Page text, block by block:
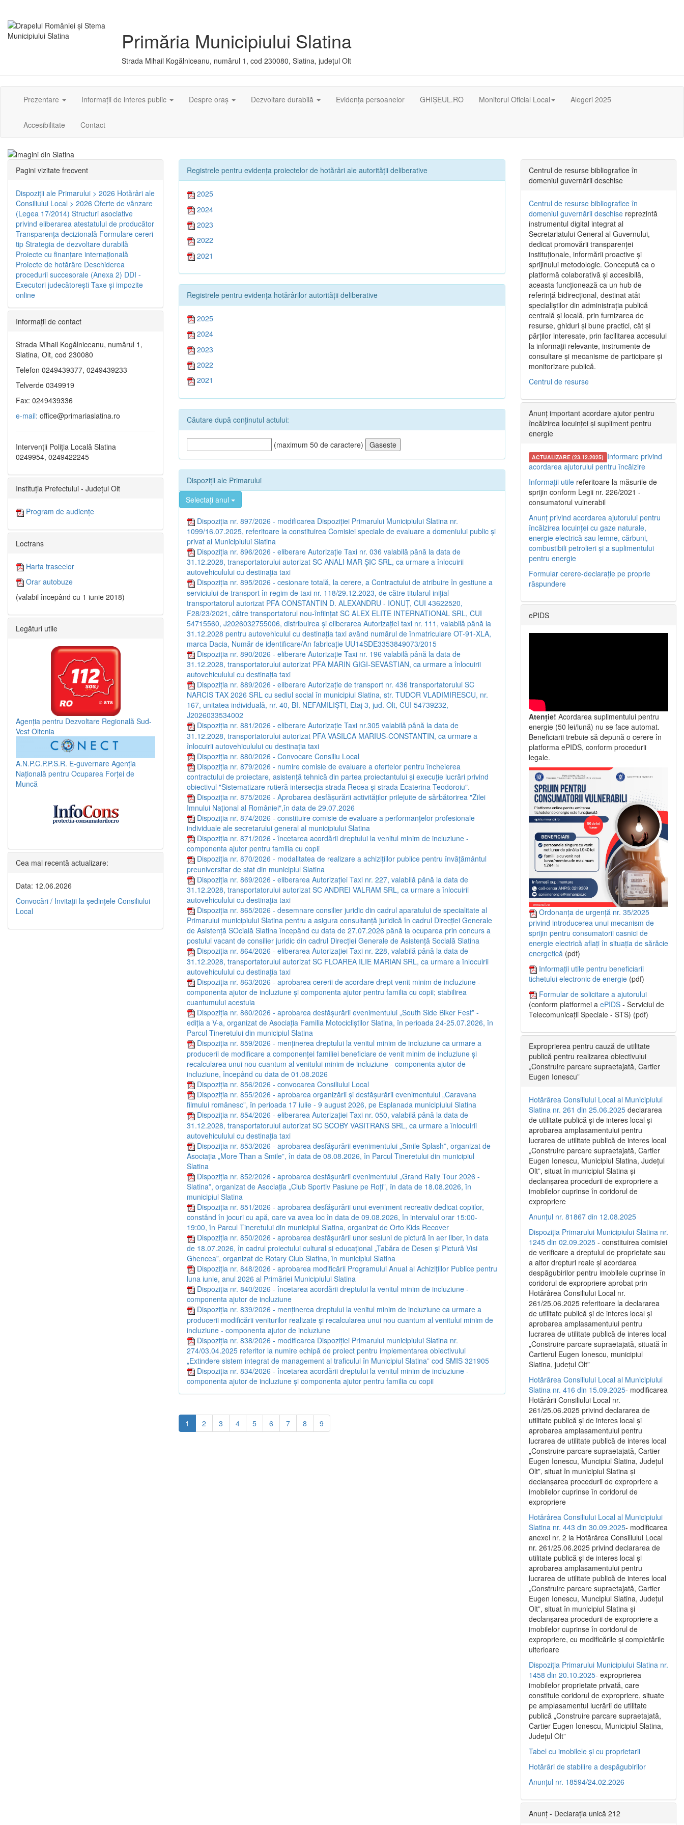
Primăria Municipiului Slatina
Strada Mihail Kogălniceanu, numărul 1, cod 230080, Slatina, județul Olt
Prezentare Informații de interes public Despre oraș Dezvoltare durabilă Evidența persoanelor GHIȘEUL.RO Monitorul Oficial Local Alegeri 2025
Accesibilitate Contact
Registrele pentru evidența proiectelor de hotărâri ale autorității deliberative
2025
2024
2023
2022
2021
Registrele pentru evidența hotărârilor autorității deliberative
2025
2024
2023
2022
2021
Căutare după conținutul actului:
(maximum 50 de caractere)
Dispoziții ale Primarului
Selectați anul
Dispoziția nr. 897/2026 - modificarea Dispoziţiei Primarului Municipiului Slatina nr.
1099/16.07.2025, referitoare la constituirea Comisiei speciale de evaluare a domeniului public şi
privat al Municipiului Slatina
Dispoziția nr. 896/2026 - eliberare Autorizaţie Taxi nr. 036 valabilă până la data de
31.12.2028, transportatorului autorizat SC ANALI MAR ŞIC SRL, ca urmare a înlocuirii
autovehiculului cu destinaţia taxi
Dispoziția nr. 895/2026 - cesionare totală, la cerere, a Contractului de atribuire în gestiune a
serviciului de transport în regim de taxi nr. 118/29.12.2023, de către titularul iniţial
transportatorul autorizat PFA CONSTANTIN D. ALEXANDRU - IONUŢ, CUI 43622520,
F28/23/2021, către transportatorul nou-înfiinţat SC ALEX ELITE INTERNATIONAL SRL, CUI
54715560, J2026032755006, distribuirea şi eliberarea Autorizaţiei taxi nr. 111, valabilă până la
31.12.2028 pentru autovehiculul cu destinaţia taxi având numărul de înmatriculare OT-91-XLA,
marca Dacia, Număr de identificare/An fabricaţie UU14SDE3353849073/2015
Dispoziția nr. 890/2026 - eliberare Autorizaţie Taxi nr. 196 valabilă până la data de
31.12.2028, transportatorului autorizat PFA MARIN GIGI-SEVASTIAN, ca urmare a înlocuirii
autovehiculului cu destinaţia taxi
Dispoziția nr. 889/2026 - eliberare Autorizaţie de transport nr. 436 transportatorului SC
NARCIS TAX 2026 SRL cu sediul social în municipiul Slatina, str. TUDOR VLADIMIRESCU, nr.
167, unitatea individuală, nr. 40, BI. NEFAMILIŞTI, Etaj 3, jud. Olt, CUI 54739232,
J2026033534002
Dispoziția nr. 881/2026 - eliberare Autorizaţie Taxi nr.305 valabilă până la data de
31.12.2028, transportatorului autorizat PFA VASILCA MARIUS-CONSTANTIN, ca urmare a
înlocuirii autovehiculului cu destinaţia taxi
Dispoziția nr. 880/2026 - Convocare Consiliu Local
Dispoziția nr. 879/2026 - numire comisie de evaluare a ofertelor pentru încheierea
contractului de proiectare, asistenţă tehnică din partea proiectantului şi execuţie lucrări privind
obiectivul "Sistematizare rutieră intersecţia strada Recea şi strada Ecaterina Teodoroiu".
Dispoziția nr. 875/2026 - Aprobarea desfăşurării activităţilor prilejuite de sărbătorirea "Zilei
Imnului Naţional al României",în data de 29.07.2026
Dispoziția nr. 874/2026 - constituire comisie de evaluare a performanţelor profesionale
individuale ale secretarului general al municipiului Slatina
Dispoziția nr. 871/2026 - încetarea acordării dreptului la venitul minim de incluziune -
componenta ajutor pentru familia cu copii
Dispoziția nr. 870/2026 - modalitatea de realizare a achizițiilor publice pentru învățământul
preuniversitar de stat din municipiul Slatina
Dispoziția nr. 869/2026 - eliberarea Autorizației Taxi nr. 227, valabilă până la data de
31.12.2028, transportatorului autorizat SC ANDREI VALRAM SRL, ca urmare a înlocuirii
autovehiculului cu destinația taxi
Dispoziția nr. 865/2026 - desemnare consilier juridic din cadrul aparatului de specialitate al
Primarului municipiului Slatina pentru a asigura consultanță juridică în cadrul Direcției Generale
de Asistență SOcială Slatina începând cu data de 27.07.2026 până la ocuparea prin concurs a
postului vacant de consilier juridic din cadrul Direcției Generale de Asistență Socială Slatina
Dispoziția nr. 864/2026 - eliberarea Autorizației Taxi nr. 228, valabilă până la data de
31.12.2028, transportatorului autorizat SC FLOAREA ILIE MARIAN SRL, ca urmare a înlocuirii
autovehiculului cu destinația taxi
Dispoziția nr. 863/2026 - aprobarea cererii de acordare drept venit minim de incluziune -
componenta ajutor de incluziune și componenta ajutor pentru familia cu copii; stabilirea
cuantumului acestuia
Dispoziția nr. 860/2026 - aprobarea desfășurării evenimentului „South Side Biker Fest” -
ediția a V-a, organizat de Asociația Familia Motocicliștilor Slatina, în perioada 24-25.07.2026, în
Parcul Tineretului din municipiul Slatina
Dispoziția nr. 859/2026 - menținerea dreptului la venitul minim de incluziune ca urmare a
producerii de modificare a componenței familiei beneficiare de venit minim de incluziune și
recalcularea unui nou cuantum al venitului minim de incluziune - componenta ajutor de
incluziune, începând cu data de 01.08.2026
Dispoziția nr. 856/2026 - convocarea Consiliului Local
Dispoziția nr. 855/2026 - aprobarea organizării și desfășurării evenimentului „Caravana
filmului românesc”, în perioada 17 iulie - 9 august 2026, pe Esplanada municipiului Slatina
Dispoziția nr. 854/2026 - eliberarea Autorizației Taxi nr. 050, valabilă până la data de
31.12.2028, transportatorului autorizat SC SCOBY VASITRANS SRL, ca urmare a înlocuirii
autovehiculului cu destinația taxi
Dispoziția nr. 853/2026 - aprobarea desfășurării evenimentului „Smile Splash”, organizat de
Asociația „More Than a Smile”, în data de 08.08.2026, în Parcul Tineretului din municipiul
Slatina
Dispoziția nr. 852/2026 - aprobarea desfășurării evenimentului „Grand Rally Tour 2026 -
Slatina”, organizat de Asociația „Club Sportiv Pasiune pe Roți”, în data de 18.08.2026, în
municipiul Slatina
Dispoziția nr. 851/2026 - aprobarea desfășurării unui eveniment recreativ dedicat copiilor,
constând în jocuri cu apă, care va avea loc în data de 09.08.2026, în intervalul orar 15:00-
19:00, în Parcul Tineretului din municipiul Slatina, organizat de Orto Kids Recover
Dispoziția nr. 850/2026 - aprobarea desfășurării unor sesiuni de pictură în aer liber, în data
de 18.07.2026, în cadrul proiectului cultural și educațional „Tabăra de Desen și Pictură Visi
Ghencea”, organizat de Rotary Club Slatina, în municipiul Slatina
Dispoziția nr. 848/2026 - aprobarea modificării Programului Anual al Achizițiilor Publice pentru
luna iunie, anul 2026 al Primăriei Municipiului Slatina
Dispoziția nr. 840/2026 - încetarea acordării dreptului la venitul minim de incluziune -
componenta ajutor de incluziune
Dispoziția nr. 839/2026 - menținerea dreptului la venitul minim de incluziune ca urmare a
producerii modificării veniturilor realizate și recalcularea unui nou cuantum al venitului minim de
incluziune - componenta ajutor de incluziune
Dispoziția nr. 838/2026 - modificarea Dispoziției Primarului municipiului Slatina nr.
274/03.04.2025 referitor la numire echipă de proiect pentru implementarea obiectivului
„Extindere sistem integrat de management al traficului în Municipiul Slatina” cod SMIS 321905
Dispoziția nr. 834/2026 - încetarea acordării dreptului la venitul minim de incluziune -
componenta ajutor de incluziune și componenta ajutor pentru familia cu copii
1 2 3 4 5 6 7 8 9
Pagini vizitate frecvent
Dispoziţii ale Primarului > 2026 Hotărâri ale
Consiliului Local > 2026 Oferte de vânzare
(Legea 17/2014) Structuri asociative
privind eliberarea atestatului de producător
Transparenţa decizională Formulare cereri
tip Strategia de dezvoltare durabilă
Proiecte cu finanţare internaţională
Proiecte de hotărâre Deschiderea
procedurii succesorale (Anexa 2) DDI -
Executori judecătorești Taxe şi impozite
online
Informaţii de contact
Strada Mihail Kogălniceanu, numărul 1,
Slatina, Olt, cod 230080
Telefon 0249439377, 0249439233
Telverde 0349919
Fax: 0249439336
e-mail: office@primariaslatina.ro
Intervenții Poliția Locală Slatina
0249954, 0249422245
Instituția Prefectului - Județul Olt
Program de audiențe
Loctrans
Harta traseelor
Orar autobuze
(valabil începând cu 1 iunie 2018)
Legături utile
Agenția pentru Dezvoltare Regională Sud-
Vest Oltenia
A.N.P.C.P.P.S.R. E-guvernare Agenția
Națională pentru Ocuparea Forței de
Muncă
Cea mai recentă actualizare:
Data: 12.06.2026
Convocări / Invitaţii la şedinţele Consiliului
Local
Centrul de resurse bibliografice în
domeniul guvernării deschise
Centrul de resurse bibliografice în
domeniul guvernării deschise reprezintă
instrumentul digital integrat al
Secretariatului General al Guvernului,
dedicat promovării transparenței
instituționale, informării proactive și
sprijinului metodologic. Concepută ca o
platformă colaborativă și accesibilă,
aceasta funcționează ca un hub de
referință bidirecțional, destinat atât
specialiștilor din administrația publică
centrală și locală, prin furnizarea de
resurse, ghiduri și bune practici, cât și
părților interesate, prin facilitarea accesului
la informații relevante, instrumente de
consultare și mecanisme de participare și
monitorizare publică.
Centrul de resurse
Anunț important acordare ajutor pentru
încălzirea locuinței și supliment pentru
energie
ACTUALIZARE (23.12.2025) Informare privind
acordarea ajutorului pentru încălzire
Informații utile referitoare la măsurile de
sprijin conform Legii nr. 226/2021 -
consumatorul vulnerabil
Anunț privind acordarea ajutorului pentru
încălzirea locuinței cu gaze naturale,
energie electrică sau lemne, cărbuni,
combustibili petrolieri și a suplimentului
pentru energie
Formular cerere-declarație pe proprie
răspundere
ePIDS
Atenție! Acordarea suplimentului pentru
energie (50 lei/lună) nu se face automat.
Beneficiarii trebuie să depună o cerere în
platforma ePIDS, conform procedurii
legale.
Ordonanța de urgență nr. 35/2025
privind introducerea unui mecanism de
sprijin pentru consumatorii casnici de
energie electrică aflați în situația de sărăcie
energetică (pdf)
Informații utile pentru beneficiarii
tichetului electronic de energie (pdf)
Formular de solicitare a ajutorului
(conform platformei a ePIDS - Serviciul de
Telecomunicații Speciale - STS) (pdf)
Exproprierea pentru cauză de utilitate
publică pentru realizarea obiectivului
„Construire parcare supraetajată, Cartier
Eugen Ionescu”
Hotărârea Consiliului Local al Municipiului
Slatina nr. 261 din 25.06.2025 declararea
de utilitate publică și de interes local și
aprobarea amplasamentului pentru
lucrarea de utilitate publică de interes local
„Construire parcare supraetajată, Cartier
Eugen Ionescu, Municipiul Slatina, Județul
Olt”, situat în municipiul Slatina și
declanșarea procedurii de expropriere a
imobilelor cuprinse în coridorul de
expropriere
Anunțul nr. 81867 din 12.08.2025
Dispoziția Primarului Municipiului Slatina nr.
1245 din 02.09.2025 - constituirea comisiei
de verificare a dreptului de proprietate sau
a altor drepturi reale și acordarea
despăgubirilor pentru imobilele cuprinse în
coridorul de expropriere aprobat prin
Hotărârea Consiliului Local nr.
261/25.06.2025 referitoare la declararea
de utilitate publică și de interes local și
aprobarea amplasamentului pentru
lucrarea de utilitate publică de interes local
„Construire parcare supraetajată, situată în
Cartierul Eugen Ionescu, municipiul
Slatina, județul Olt”
Hotărârea Consiliului Local al Municipiului
Slatina nr. 416 din 15.09.2025- modificarea
Hotărârii Consiliului Local nr.
261/25.06.2025 privind declararea de
utilitate publică și de interes local și
aprobarea amplasamentului pentru
lucrarea de utilitate publică de interes local
„Construire parcare supraetajată, Cartier
Eugen Ionescu, Muncipiul Slatina, Județul
Olt”, situat în municipiul Slatina și
declanșarea procedurii de expropriere a
imobilelor cuprinse în coridorul de
expropriere
Hotărârea Consiliului Local al Municipiului
Slatina nr. 443 din 30.09.2025- modificarea
anexei nr. 2 la Hotărârea Consiliului Local
nr. 261/25.06.2025 privind declararea de
utilitate publică şi de interes local şi
aprobarea amplasamentului pentru
lucrarea de utilitate publică de interes local
„Construire parcare supraetajată, Cartier
Eugen Ionescu, Muncipiul Slatina, Judeţul
Olt”, situat în municipiul Slatina şi
declanşarea procedurii de expropriere a
imobilelor cuprinse în coridorul de
expropriere, cu modificările şi completările
ulterioare
Dispoziția Primarului Municipiului Slatina nr.
1458 din 20.10.2025- exproprierea
imobilelor proprietate privată, care
constituie coridorul de expropriere, situate
pe amplasamentul lucrării de utilitate
publică „Construire parcare supraetajată,
Cartier Eugen Ionescu, Municipiul Slatina,
Județul Olt”
Tabel cu imobilele și cu proprietarii
Hotărâri de stabilire a despăgubirilor
Anunțul nr. 18594/24.02.2026
Anunț - Declarația unică 212